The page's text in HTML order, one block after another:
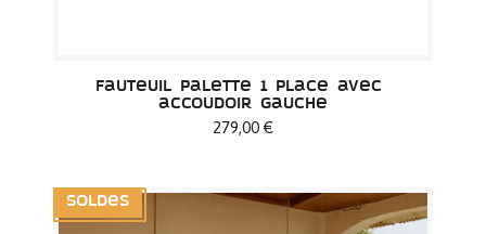
Fauteuil palette 1 place avec
accoudoir gauche
279,00 €
Soldes